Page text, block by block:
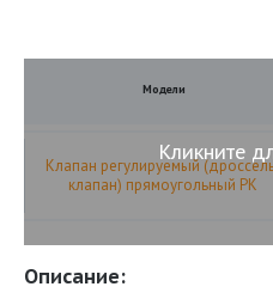
Модели
Клапан регулируемый
клапан) прямоугольный РК
Кликните
Описание: